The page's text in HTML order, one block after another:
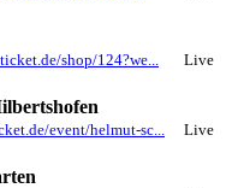
shop/124?we...
Live
event/helmut-sc...
Live